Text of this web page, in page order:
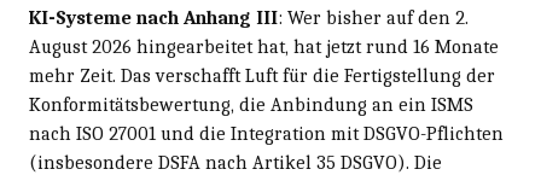
KI-Systeme nach Anhang III: Wer bisher auf den 2.
August 2026 hingearbeitet hat, hat jetzt rund 16 Monate
mehr Zeit. Das verschafft Luft für die Fertigstellung der
Konformitätsbewertung, die Anbindung an ein ISMS
nach ISO 27001 und die Integration mit DSGVO-Pflichten
(insbesondere DSFA nach Artikel 35 DSGVO). Die